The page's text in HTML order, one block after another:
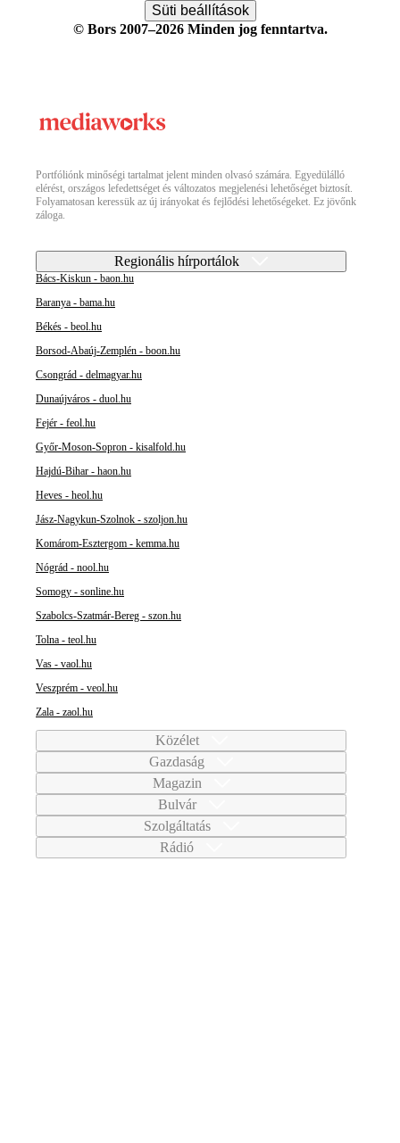
Süti beállítások
© Bors 2007–2026 Minden jog fenntartva.
Portfóliónk minőségi tartalmat jelent minden olvasó számára. Egyedülálló
elérést, országos lefedettséget és változatos megjelenési lehetőséget biztosít.
Folyamatosan keressük az új irányokat és fejlődési lehetőségeket. Ez jövőnk
záloga.
Regionális hírportálok
Bács-Kiskun - baon.hu
Baranya - bama.hu
Békés - beol.hu
Borsod-Abaúj-Zemplén - boon.hu
Csongrád - delmagyar.hu
Dunaújváros - duol.hu
Fejér - feol.hu
Győr-Moson-Sopron - kisalfold.hu
Hajdú-Bihar - haon.hu
Heves - heol.hu
Jász-Nagykun-Szolnok - szoljon.hu
Komárom-Esztergom - kemma.hu
Nógrád - nool.hu
Somogy - sonline.hu
Szabolcs-Szatmár-Bereg - szon.hu
Tolna - teol.hu
Vas - vaol.hu
Veszprém - veol.hu
Zala - zaol.hu
Közélet
Gazdaság
Magazin
Bulvár
Szolgáltatás
Rádió